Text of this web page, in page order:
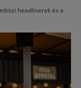
headlinerek és a